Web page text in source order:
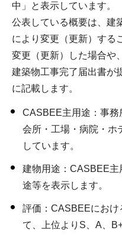
中」と表示しています。
公表している概要は、建
により変更（更新）する
変更（更新）した場合や
建築物工事完了届出書が
に記載します。
CASBEE主用途：事
会所・工場・病院・ホ
しています。
建物用途：CASBEE主
途等を表示します。
評価：CASBEEにおけ
て、上位よりS、A、